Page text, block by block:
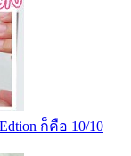
ก็คือ 10/10